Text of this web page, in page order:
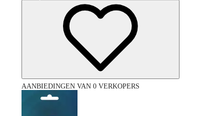
AANBIEDINGEN VAN 0 VERKOPERS